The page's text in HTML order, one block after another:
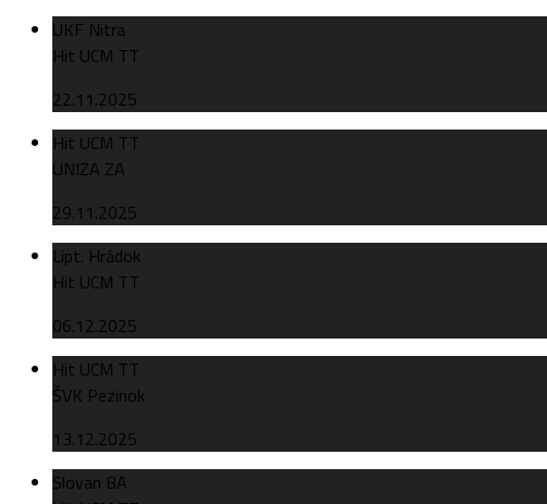
UKF Nitra
Hit UCM TT
22.11.2025
Hit UCM TT
UNIZA ZA
29.11.2025
Lipt. Hrádok
Hit UCM TT
06.12.2025
Hit UCM TT
ŠVK Pezinok
13.12.2025
Slovan BA